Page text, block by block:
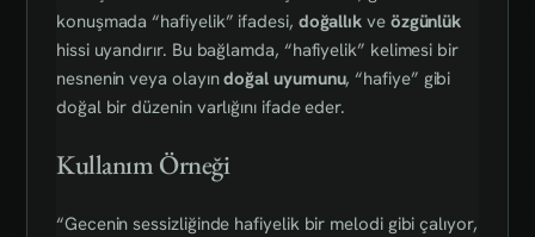
konuşmada “hafiyelik” ifadesi, doğallık ve özgünlük
hissi uyandırır. Bu bağlamda, “hafiyelik” kelimesi bir
nesnenin veya olayındoğal uyumunu, “hafiye” gibi
doğal bir düzenin varlığını ifade eder.
Kullanım Örneği
“Gecenin sessizliğinde hafiyelik bir melodi gibi çalıyor,